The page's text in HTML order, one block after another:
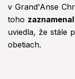
v Grand'Anse
toho
uviedla, že stále
obetiach.